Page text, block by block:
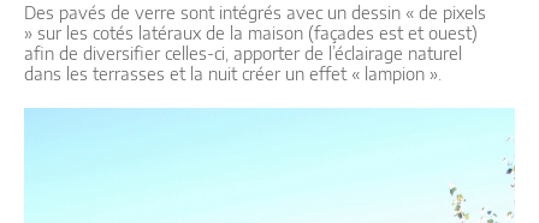
Des pavés de verre sont intégrés avec un dessin « de pixels
» sur les cotés latéraux de la maison (façades est et ouest)
afin de diversifier celles-ci, apporter de l’éclairage naturel
dans les terrasses et la nuit créer un effet « lampion ».